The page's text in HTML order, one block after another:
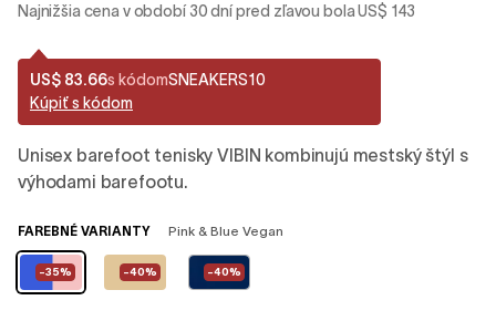
Najnižšia cena v období 30 dní pred zľavou bola US$ 143
US$ 83.66s kódomSNEAKERS10
Kúpiť s kódom
Unisex barefoot tenisky VIBIN kombinujú mestský štýl s
výhodami barefootu.
FAREBNÉ VARIANTY Pink & Blue Vegan
-35% -40% -40%